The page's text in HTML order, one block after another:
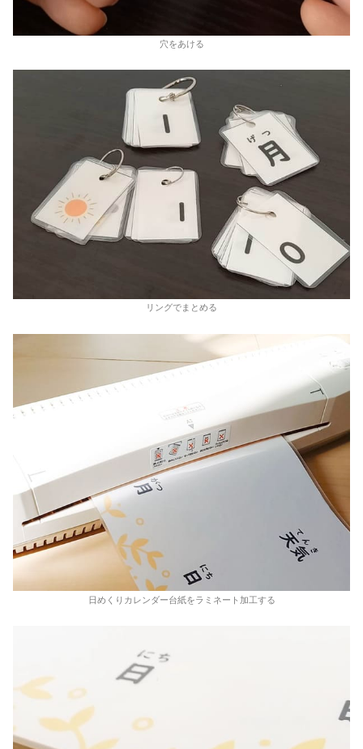
穴をあける
リングでまとめる
日めくりカレンダー台紙をラミネート加工する